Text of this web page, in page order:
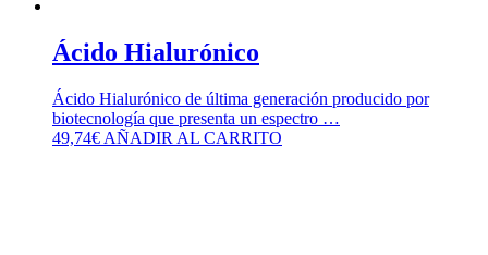
Ácido Hialurónico
Ácido Hialurónico de última generación producido por
biotecnología que presenta un espectro …
49,74€ AÑADIR AL CARRITO